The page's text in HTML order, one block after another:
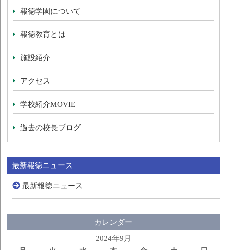
報徳学園について
報徳教育とは
施設紹介
アクセス
学校紹介MOVIE
過去の校長ブログ
最新報徳ニュース
最新報徳ニュース
カレンダー
2024年9月